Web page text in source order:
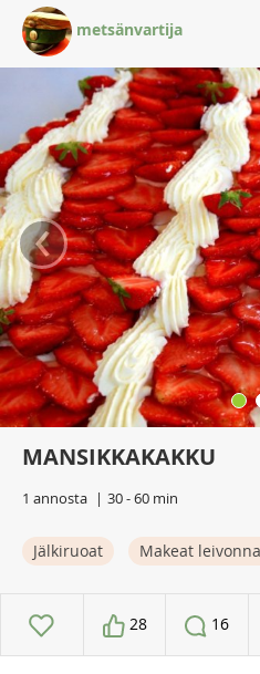
metsänvartija
‹
MANSIKKAKAKKU
1 annosta 30 - 60 min
Jälkiruoat Makeat
28 16